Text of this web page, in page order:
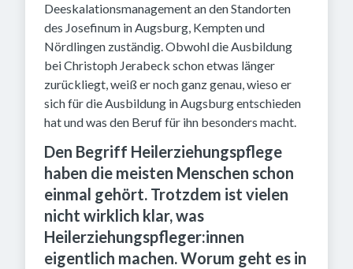
Deeskalationsmanagement an den Standorten
des Josefinum in Augsburg, Kempten und
Nördlingen zuständig. Obwohl die Ausbildung
bei Christoph Jerabeck schon etwas länger
zurückliegt, weiß er noch ganz genau, wieso er
sich für die Ausbildung in Augsburg entschieden
hat und was den Beruf für ihn besonders macht.
Den Begriff Heilerziehungspflege
haben die meisten Menschen schon
einmal gehört. Trotzdem ist vielen
nicht wirklich klar, was
Heilerziehungspfleger:innen
eigentlich machen. Worum geht es in